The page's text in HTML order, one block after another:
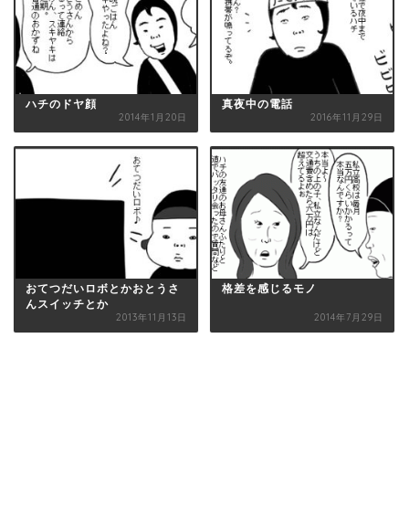
ハチのドヤ顔
2014年1月20日
真夜中の電話
2016年11月29日
おてつだいロボとかおとうさ
んスイッチとか
2013年11月13日
格差を感じるモノ
2014年7月29日